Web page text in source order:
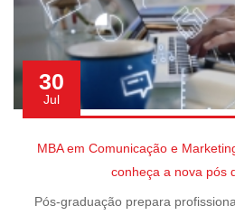
30
Jul
MBA em Comunicação e
conheça a nova pós
Pós-graduação prepara